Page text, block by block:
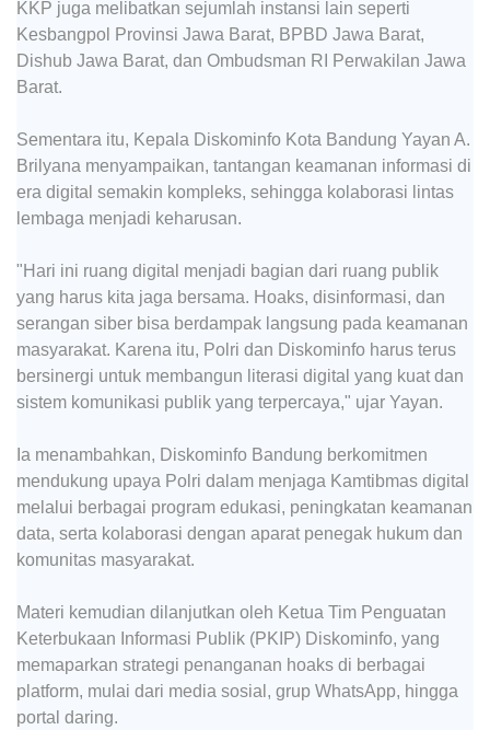
KKP juga melibatkan sejumlah instansi lain seperti
Kesbangpol Provinsi Jawa Barat, BPBD Jawa Barat,
Dishub Jawa Barat, dan Ombudsman RI Perwakilan Jawa
Barat.
Sementara itu, Kepala Diskominfo Kota Bandung Yayan A.
Brilyana menyampaikan, tantangan keamanan informasi di
era digital semakin kompleks, sehingga kolaborasi lintas
lembaga menjadi keharusan.
"Hari ini ruang digital menjadi bagian dari ruang publik
yang harus kita jaga bersama. Hoaks, disinformasi, dan
serangan siber bisa berdampak langsung pada keamanan
masyarakat. Karena itu, Polri dan Diskominfo harus terus
bersinergi untuk membangun literasi digital yang kuat dan
sistem komunikasi publik yang terpercaya," ujar Yayan.
Ia menambahkan, Diskominfo Bandung berkomitmen
mendukung upaya Polri dalam menjaga Kamtibmas digital
melalui berbagai program edukasi, peningkatan keamanan
data, serta kolaborasi dengan aparat penegak hukum dan
komunitas masyarakat.
Materi kemudian dilanjutkan oleh Ketua Tim Penguatan
Keterbukaan Informasi Publik (PKIP) Diskominfo, yang
memaparkan strategi penanganan hoaks di berbagai
platform, mulai dari media sosial, grup WhatsApp, hingga
portal daring.